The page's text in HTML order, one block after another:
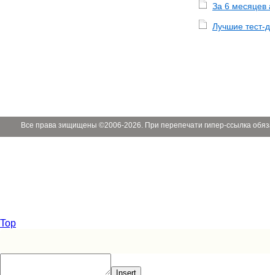
За 6 месяцев
Лучшие тест-
Все права зищищены ©2006-2026. При перепечати гипер-ссылка
Top
Insert